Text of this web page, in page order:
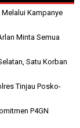
Kampanye
Minta Semua
Satu Korban
Tinjau Posko-
P4GN